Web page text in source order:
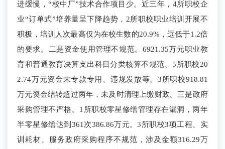
进缓慢，“校中厂”技术合作项目少。近三年，4所职校企
业“订单式”培养量呈下降趋势， 2所职校职业培训开展不
积极，培训人次最高仅为在校生数的20.9%，远低于1.2倍
的要求。二是资金使用管理不规范。 6921.35万元职业教
育和普通教育决算支出科目分类核算不规范。 5所职校20
2.74万元资金未专款专用、违规发放等。3所职校918.81
万元资金结转超过两年，未及时清理上缴财政。三是政府
采购管理不严格。1所职校零星修缮管理存在漏洞，两年
半零星修缮达到361次386.86万元。3所职校3项工程、实
训耗材、服务政府采购程序不规范，涉及金额316.29万